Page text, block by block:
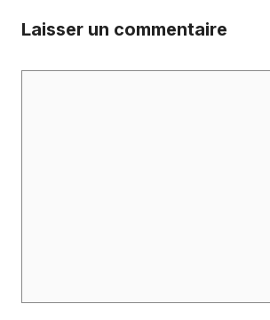
Laisser un commentaire